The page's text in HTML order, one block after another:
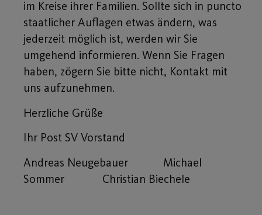
im Kreise ihrer Familien. Sollte sich in puncto
staatlicher Auflagen etwas ändern, was
jederzeit möglich ist, werden wir Sie
umgehend informieren. Wenn Sie Fragen
haben, zögern Sie bitte nicht, Kontakt mit
uns aufzunehmen.
Herzliche Grüße
Ihr Post SV Vorstand
Andreas Neugebauer Michael
Sommer Christian Biechele